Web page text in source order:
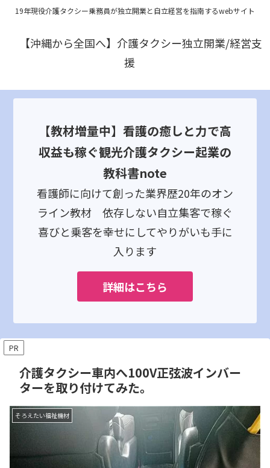
19年現役介護タクシー乗務員が独立開業と自立経営を指南するwebサイト
【沖縄から全国へ】介護タクシー独立開業/経営支
援
【教材増量中】看護の癒しと力で高
収益も稼ぐ観光介護タクシー起業の
教科書note
看護師に向けて創った業界歴20年のオン
ライン教材 依存しない自立集客で稼ぐ
喜びと乗客を幸せにしてやりがいも手に
入ります
詳細はこちら
PR
介護タクシー車内へ100V正弦波インバー
ターを取り付けてみた。
そろえたい福祉機材